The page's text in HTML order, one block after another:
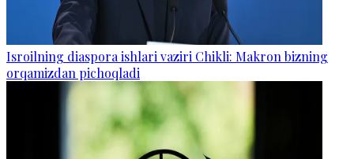
Isroilning diaspora ishlari vaziri Chikli: Makron bizning
orqamizdan pichoqladi